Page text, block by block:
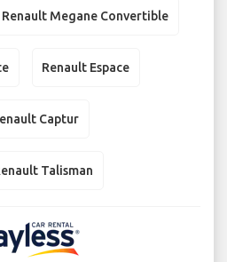
Renault Megane Convertible
Renault Espace
Captur
Talisman